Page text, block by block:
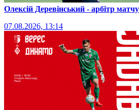
Олексій Деревінський - арбітр
07.08.2026, 13:14